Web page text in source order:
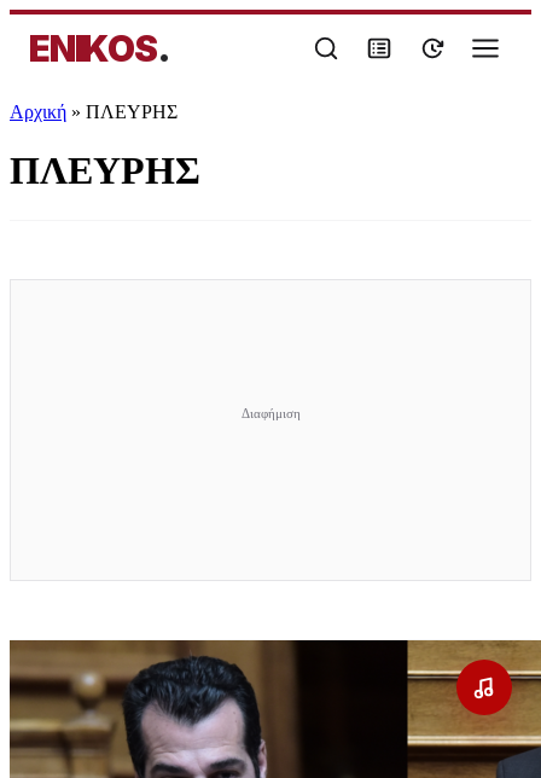
ENIKOS.
Αρχική » ΠΛΕΥΡΗΣ
ΠΛΕΥΡΗΣ